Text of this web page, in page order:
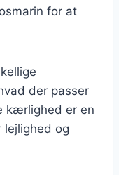
for at
der passer
kærlighed er en
lejlighed og